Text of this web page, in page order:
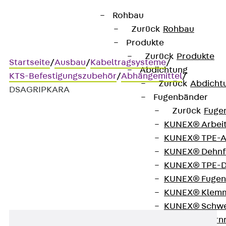
Rohbau
Zurück Rohbau
Produkte
Zurück Produkte
Abdichtung
Zurück
Fugenbänder
Zurück
KUNEX®
KUNEX®
KUNEX®
KUNEX®
KUNEX®
KUNEX®
KUNEX®
KUNEX®
Startseite/Ausbau/Kabeltragsysteme/
KTS-Befestigungszubehör/Abhängemittel/
DSAGRIPKARA